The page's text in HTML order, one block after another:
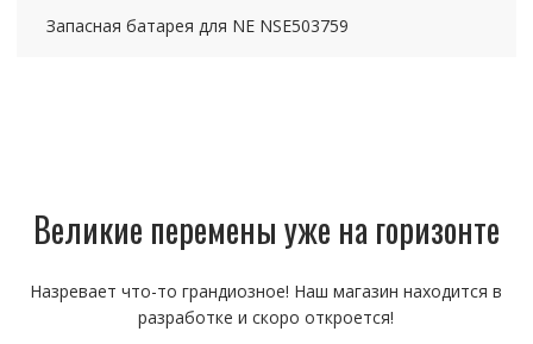
Запасная батарея для NE NSE503759
Великие перемены уже на горизонте
Назревает что-то грандиозное! Наш магазин находится в
разработке и скоро откроется!